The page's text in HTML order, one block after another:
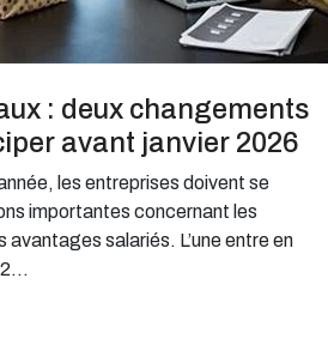
: deux changements
avant janvier 2026
les entreprises doivent se
importantes concernant les
salariés. L’une entre en